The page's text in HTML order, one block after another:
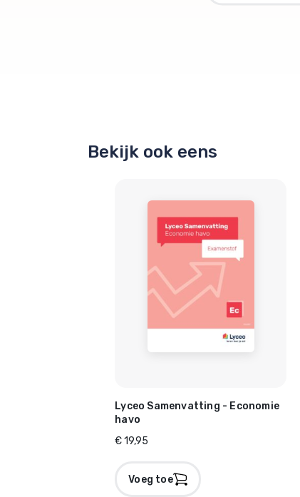
Bekijk ook eens
Lyceo Samenvatting - Economie
havo
€ 19,95
Voeg toe